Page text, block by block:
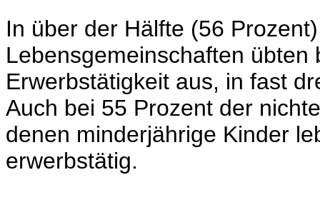
In über der Hälfte (56
Lebensgemeinschaften übten
Erwerbstätigkeit aus, in fast
Auch bei 55 Prozent der
denen minderjährige Kinder
erwerbstätig.